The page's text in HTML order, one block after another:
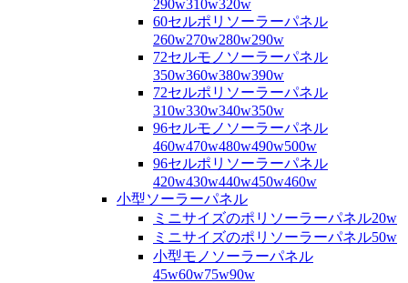
290w310w320w
60セルポリソーラーパネル
260w270w280w290w
72セルモノソーラーパネル
350w360w380w390w
72セルポリソーラーパネル
310w330w340w350w
96セルモノソーラーパネル
460w470w480w490w500w
96セルポリソーラーパネル
420w430w440w450w460w
小型ソーラーパネル
ミニサイズのポリソーラーパネル20w
ミニサイズのポリソーラーパネル50w
小型モノソーラーパネル
45w60w75w90w